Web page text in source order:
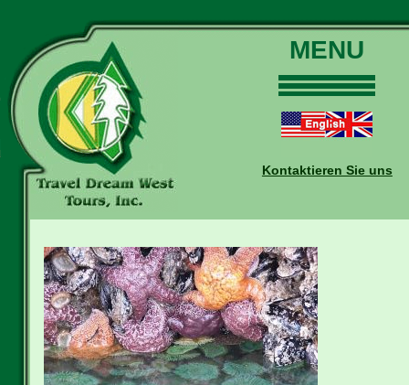
MENU
Touren
Daten und Preise
Buchungen
Auskünfte
Kontakt
Reise-Blog
Kontaktieren Sie uns